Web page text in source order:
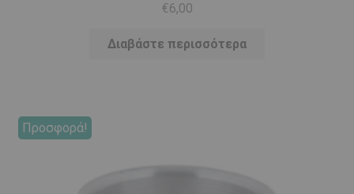
€6,00
Διαβάστε περισσότερα
Προσφορά!